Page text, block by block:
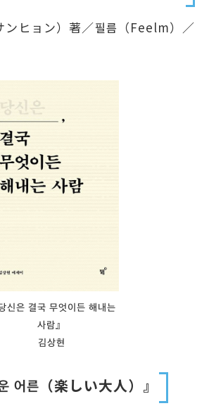
ンヒョン）著／필름（Feelm）／
신은 결국 무엇이든 해내는
사람』
김상현
어른（楽しい大人）』